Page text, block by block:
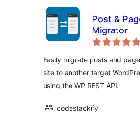
Post &
Migrator
Easily migrate posts and
site to another target
using the WP REST API.
codestackify